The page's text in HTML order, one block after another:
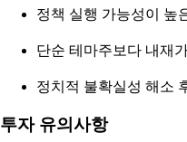
정책 실행 가능성이 높
단순 테마주보다 내재
정치적 불확실성 해소
투자 유의사항